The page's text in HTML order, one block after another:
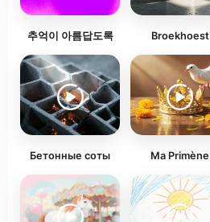
추억이 아름답도록 Broekhoest
Бетонные соты Ma Primène